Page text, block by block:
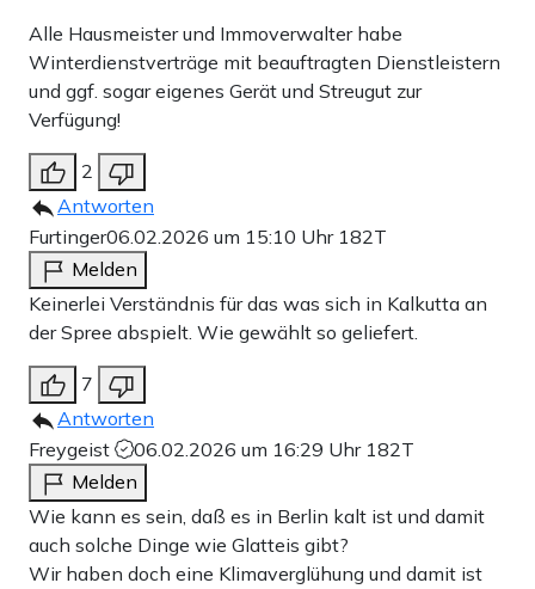
Alle Hausmeister und Immoverwalter habe
Winterdienstverträge mit beauftragten Dienstleistern
und ggf. sogar eigenes Gerät und Streugut zur
Verfügung!
2
Antworten
Furtinger06.02.2026 um 15:10 Uhr 182T
Melden
Keinerlei Verständnis für das was sich in Kalkutta an
der Spree abspielt. Wie gewählt so geliefert.
7
Antworten
Freygeist
06.02.2026 um 16:29 Uhr 182T
Melden
Wie kann es sein, daß es in Berlin kalt ist und damit
auch solche Dinge wie Glatteis gibt?
Wir haben doch eine Klimaverglühung und damit ist